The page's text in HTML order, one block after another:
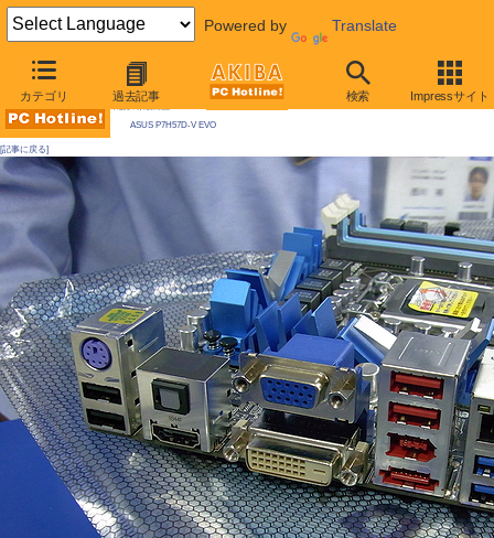
Powered by Translate
カテゴリ 過去記事 検索 Impressサイト
AKIBA PC Hotline! 2010年1月9日号
ASUS P7H57D-V EVO
[記事に戻る]